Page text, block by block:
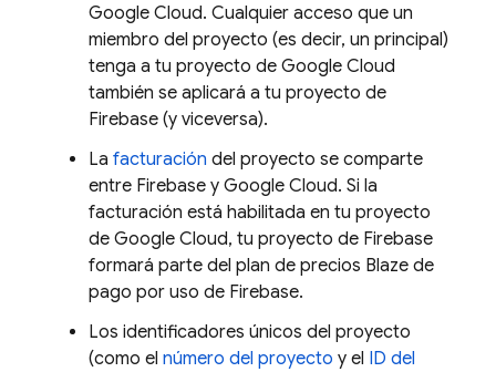
Google Cloud. Cualquier acceso que un
miembro del proyecto (es decir, un principal)
tenga a tu proyecto de Google Cloud
también se aplicará a tu proyecto de
Firebase (y viceversa).
La facturación del proyecto se comparte
entre Firebase y Google Cloud. Si la
facturación está habilitada en tu proyecto
de Google Cloud, tu proyecto de Firebase
formará parte del plan de precios Blaze de
pago por uso de Firebase.
Los identificadores únicos del proyecto
(como el número del proyecto y el ID del